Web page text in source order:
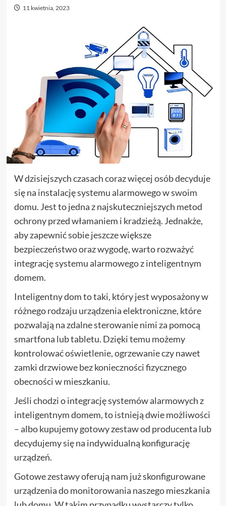
11 kwietnia, 2023
W dzisiejszych czasach coraz więcej osób decyduje
się na instalację systemu alarmowego w swoim
domu. Jest to jedna z najskuteczniejszych metod
ochrony przed włamaniem i kradzieżą. Jednakże,
aby zapewnić sobie jeszcze większe
bezpieczeństwo oraz wygodę, warto rozważyć
integrację systemu alarmowego z inteligentnym
domem.
Inteligentny dom to taki, który jest wyposażony w
różnego rodzaju urządzenia elektroniczne, które
pozwalają na zdalne sterowanie nimi za pomocą
smartfona lub tabletu. Dzięki temu możemy
kontrolować oświetlenie, ogrzewanie czy nawet
zamki drzwiowe bez konieczności fizycznego
obecności w mieszkaniu.
Jeśli chodzi o integrację systemów alarmowych z
inteligentnym domem, to istnieją dwie możliwości
– albo kupujemy gotowy zestaw od producenta lub
decydujemy się na indywidualną konfigurację
urządzeń.
Gotowe zestawy oferują nam już skonfigurowane
urządzenia do monitorowania naszego mieszkania